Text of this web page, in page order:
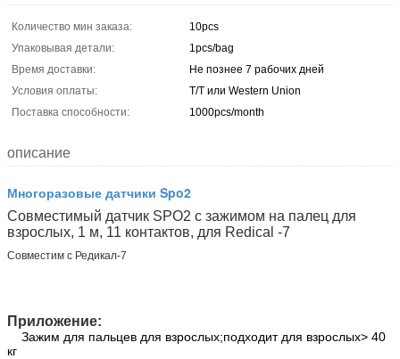
Количество мин заказа:
10pcs
Упаковывая детали:
1pcs/bag
Время доставки:
Не познее 7 рабочих дней
Условия оплаты:
T/T или Western Union
Поставка способности:
1000pcs/month
описание
Многоразовые датчики Spo2
Совместимый датчик SPO2 с зажимом на палец для
взрослых, 1 м, 11 контактов, для Redical -7
Совместим с Редикал-7
Приложение:
Зажим для пальцев для взрослых;подходит для взрослых> 40
кг